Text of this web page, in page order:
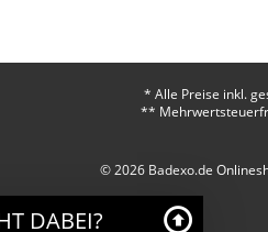
* Alle Preise inkl.
**
© 2026 Badexo.de
DABEI?